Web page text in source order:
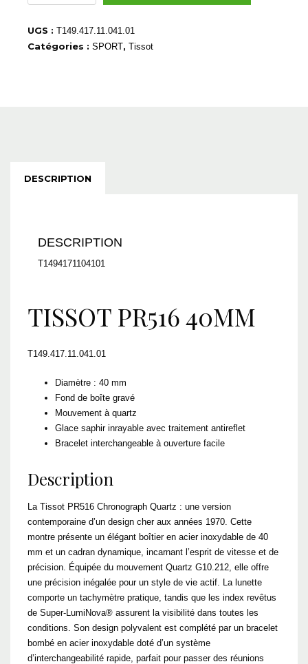
T1494171104101
UGS : T149.417.11.041.01
Catégories : SPORT, Tissot
DESCRIPTION
DESCRIPTION
T1494171104101
TISSOT PR516 40MM
T149.417.11.041.01
Diamètre : 40 mm
Fond de boîte gravé
Mouvement à quartz
Glace saphir inrayable avec traitement antireflet
Bracelet interchangeable à ouverture facile
Description
La Tissot PR516 Chronograph Quartz : une version
contemporaine d’un design cher aux années 1970. Cette
montre présente un élégant boîtier en acier inoxydable de 40
mm et un cadran dynamique, incarnant l’esprit de vitesse et de
précision. Équipée du mouvement Quartz G10.212, elle offre
une précision inégalée pour un style de vie actif. La lunette
comporte un tachymètre pratique, tandis que les index revêtus
de Super-LumiNova®️ assurent la visibilité dans toutes les
conditions. Son design polyvalent est complété par un bracelet
bombé en acier inoxydable doté d’un système
d’interchangeabilité rapide, parfait pour passer des réunions